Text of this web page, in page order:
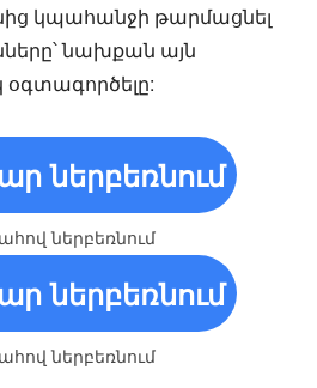
կպահանջի թարմացնել
նախքան այն
ներբեռնում
ներբեռնում
ներբեռնում
ներբեռնում